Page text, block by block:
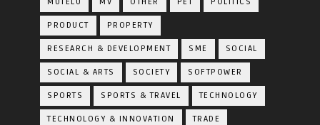
PRODUCT PROPERTY
RESEARCH & DEVELOPMENT SME SOCIAL
SOCIAL & ARTS SOCIETY SOFTPOWER
SPORTS SPORTS & TRAVEL TECHNOLOGY
TECHNOLOGY & INNOVATION TRADE